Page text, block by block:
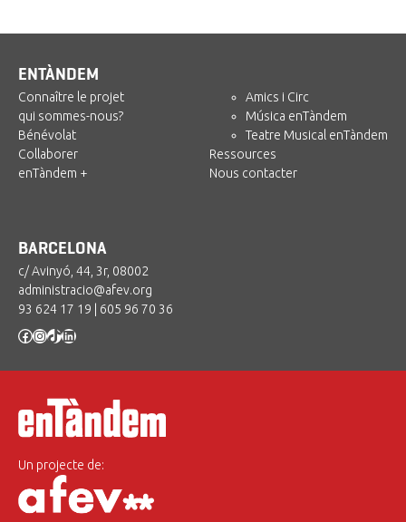
ENTÀNDEM
Connaître le projet
qui sommes-nous?
Bénévolat
Collaborer
enTàndem +
Amics i Circ
Música enTàndem
Teatre Musical enTàndem
Ressources
Nous contacter
BARCELONA
c/ Avinyó, 44, 3r, 08002
administracio@afev.org
93 624 17 19
605 96 70 36
Facebook
Instagram
TikTok
LinkedIn
Un projecte de: